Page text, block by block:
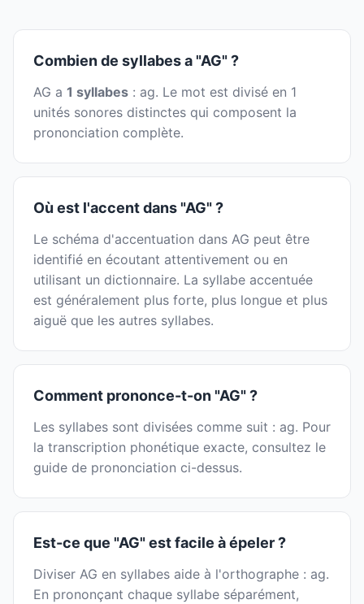
Combien de syllabes a "AG" ?
AG a 1 syllabes : ag. Le mot est divisé en 1
unités sonores distinctes qui composent la
prononciation complète.
Où est l'accent dans "AG" ?
Le schéma d'accentuation dans AG peut être
identifié en écoutant attentivement ou en
utilisant un dictionnaire. La syllabe accentuée
est généralement plus forte, plus longue et plus
aiguë que les autres syllabes.
Comment prononce-t-on "AG" ?
Les syllabes sont divisées comme suit : ag. Pour
la transcription phonétique exacte, consultez le
guide de prononciation ci-dessus.
Est-ce que "AG" est facile à épeler ?
Diviser AG en syllabes aide à l'orthographe : ag.
En prononçant chaque syllabe séparément,